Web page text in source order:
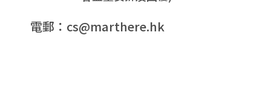
電郵：cs@marthere.hk